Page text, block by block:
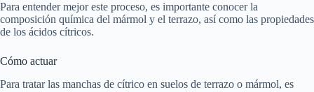
Para entender mejor este proceso, es importante conocer la
composición química del mármol y el terrazo, así como las propiedades
de los ácidos cítricos.
Cómo actuar
Para tratar las manchas de cítrico en suelos de terrazo o mármol, es